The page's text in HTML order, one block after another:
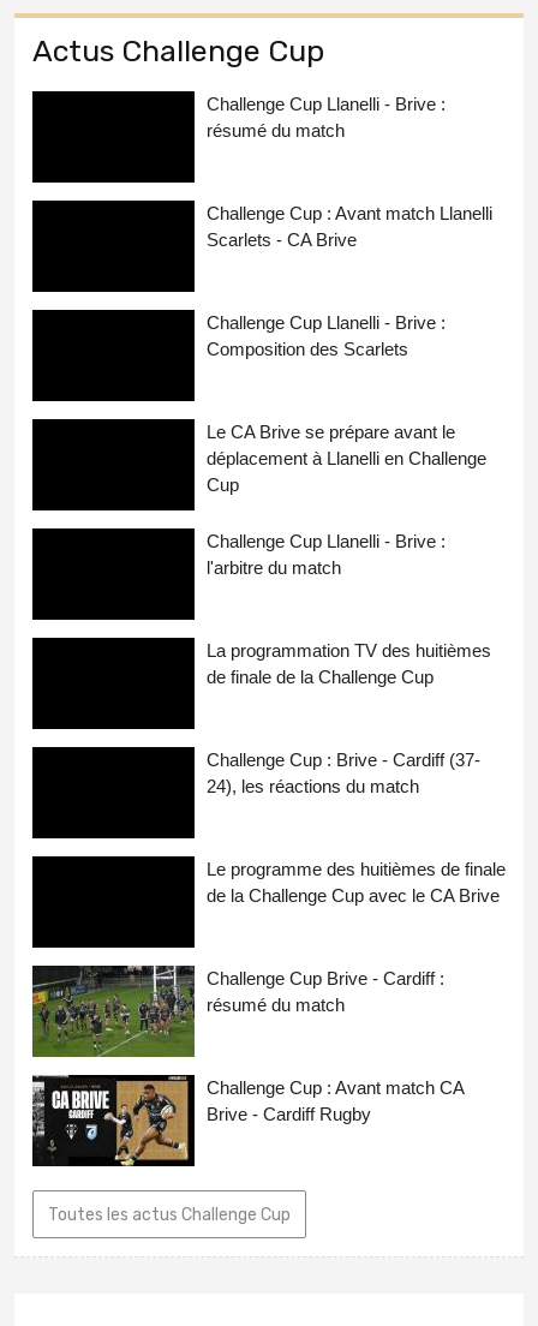
Actus Challenge Cup
Challenge Cup Llanelli - Brive :
résumé du match
Challenge Cup : Avant match Llanelli
Scarlets - CA Brive
Challenge Cup Llanelli - Brive :
Composition des Scarlets
Le CA Brive se prépare avant le
déplacement à Llanelli en Challenge
Cup
Challenge Cup Llanelli - Brive :
l'arbitre du match
La programmation TV des huitièmes
de finale de la Challenge Cup
Challenge Cup : Brive - Cardiff (37-
24), les réactions du match
Le programme des huitièmes de finale
de la Challenge Cup avec le CA Brive
Challenge Cup Brive - Cardiff :
résumé du match
Challenge Cup : Avant match CA
Brive - Cardiff Rugby
Toutes les actus Challenge Cup